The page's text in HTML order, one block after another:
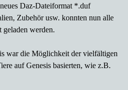
Daz-Dateiformat *.duf
Zubehör usw. konnten nun alle
werden.
war die Möglichkeit der vielfältigen
auf Genesis basierten, wie z.B.